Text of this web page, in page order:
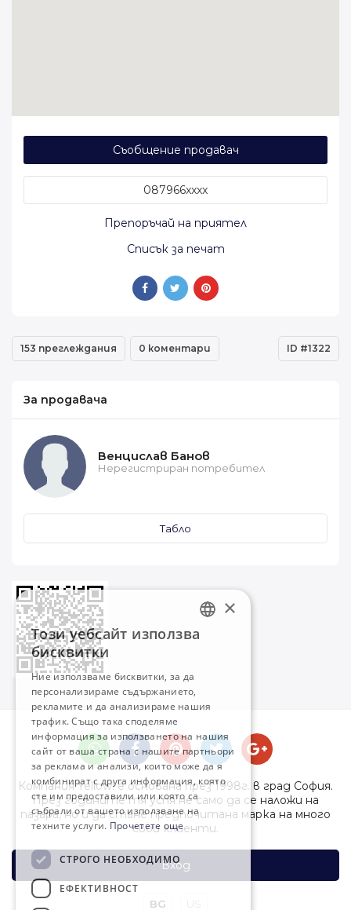
Съобщение продавач
087966xxxx
Препоръчай на приятел
Списък за печат
153 преглеждания 0 коментари ID #1322
За продавача
Венцислав Банов
Нерегистриран потребител
Табло
Компания Yellow! е основана през 1998г. в град София.
През годините тя успя не само да се наложи на
пазара, но и да стане предпочитана марка на много
свои клиенти.
Вход
BG
BULGARIAN
×
Този уебсайт използва
бисквитки
Ние използваме бисквитки, за да
персонализираме съдържанието,
рекламите и да анализираме нашия
трафик. Също така споделяме
информация за използването на нашия
сайт от ваша страна с нашите партньори
за реклама и анализи, които може да я
комбинират с друга информация, която
сте им предоставили или която са
събрали от вашето използване на
техните услуги. Прочетете още
СТРОГО НЕОБХОДИМО
ЕФЕКТИВНОСТ